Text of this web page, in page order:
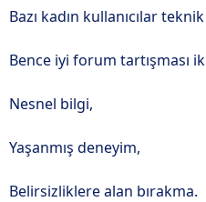
Bazı kadın kullanıcılar
Bence iyi forum tartışması
Nesnel bilgi,
Yaşanmış deneyim,
Belirsizliklere alan bırakma.